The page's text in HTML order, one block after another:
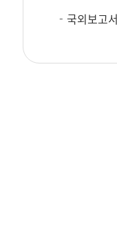
국외보고서